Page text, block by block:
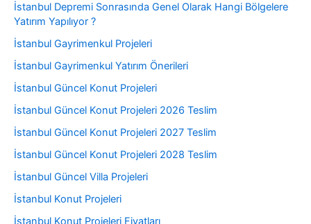
İstanbul Depremi Sonrasında Genel Olarak Hangi Bölgelere
Yatırım Yapılıyor ?
İstanbul Gayrimenkul Projeleri
İstanbul Gayrimenkul Yatırım Önerileri
İstanbul Güncel Konut Projeleri
İstanbul Güncel Konut Projeleri 2026 Teslim
İstanbul Güncel Konut Projeleri 2027 Teslim
İstanbul Güncel Konut Projeleri 2028 Teslim
İstanbul Güncel Villa Projeleri
İstanbul Konut Projeleri
İstanbul Konut Projeleri Fiyatları